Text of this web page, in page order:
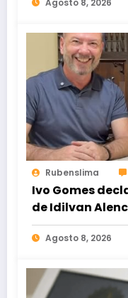
Agosto 8, 2026
Rubenslima
Ivo Gomes
de Idilvan
federal
Agosto 8, 2026